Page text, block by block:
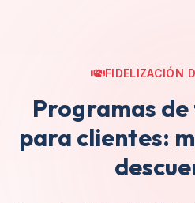
FIDELIZACIÓN
Programas
para clientes: